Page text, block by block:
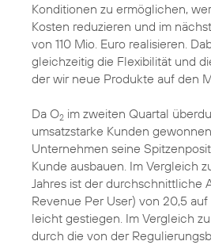
Konditionen zu ermöglichen,
Kosten reduzieren und im
von 110 Mio. Euro realisieren.
gleichzeitig die Flexibilität und
der wir neue Produkte auf den
Da O2 im zweiten Quartal
umsatzstarke Kunden
Unternehmen seine
Kunde ausbauen. Im Vergleich
Jahres ist der durchschnittliche
Revenue Per User) von 20,5
leicht gestiegen. Im Vergleich
durch die von der